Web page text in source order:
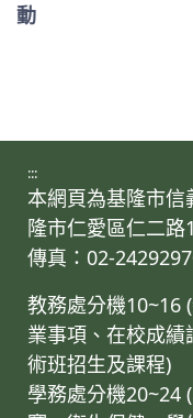
動
:::
本網頁為基隆市
隆市仁愛區仁二路
傳真：02-
教務處分機10~16
業事項、在校成
術班招生及課程)
學務處分機20~24